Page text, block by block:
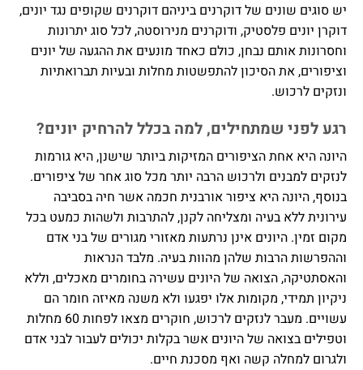
יש סוגים שונים של דוקרנים ביניהם דוקרנים שקופים נגד יונים,
דוקרן יונים פלסטיק, ודוקרנים מנירוסטה, לכל סוג יתרונות
וחסרונות אותם נבחן, כולם כאחד מונעים את ההגעה של יונים
וציפורים, את הסיכון להתפשטות מחלות ובעיות תברואתיות
ונזקים לרכוש.
רגע לפני שמתחילים, למה בכלל להרחיק יונים?
היונה היא אחת הציפורים המזיקות ביותר שישנן, היא גורמות
לנזקים למבנים ולרכוש הרבה יותר מכל סוג אחר של ציפורים.
בנוסף, היונה היא ציפור אורבנית חכמה אשר חיה בסביבה
עירונית ללא בעיה ומצליחה לקנן, להתרבות ולשהות כמעט בכל
מקום זמין. היונים אינן נרתעות מאזורי מגורים של בני אדם
וההפרשות הרבות שלהן מהוות בעיה. מלבד הנראות
והאסתטיקה, הצואה של היונים עשירה בחומרים מאכלים, וללא
ניקיון תמידי, מקומות אלו יפגעו ולא משנה מאיזה חומר הם
עשויים. מעבר לנזקים לרכוש, חוקרים מצאו לפחות 60 מחלות
וטפילים בצואה של היונים אשר בקלות יכולים לעבור לבני אדם
ולגרום למחלה קשה ואף מסכנת חיים.